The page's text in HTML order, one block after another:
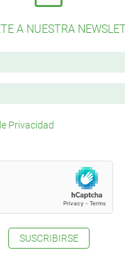
A NUESTRA
Privacidad
SUSCRIBIRSE